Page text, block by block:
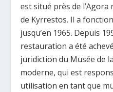
est situé près de l’Agora
de Kyrrestos. Il a
jusqu’en 1965. Depuis
restauration a été
juridiction du Musée de
moderne, qui est
utilisation en tant que